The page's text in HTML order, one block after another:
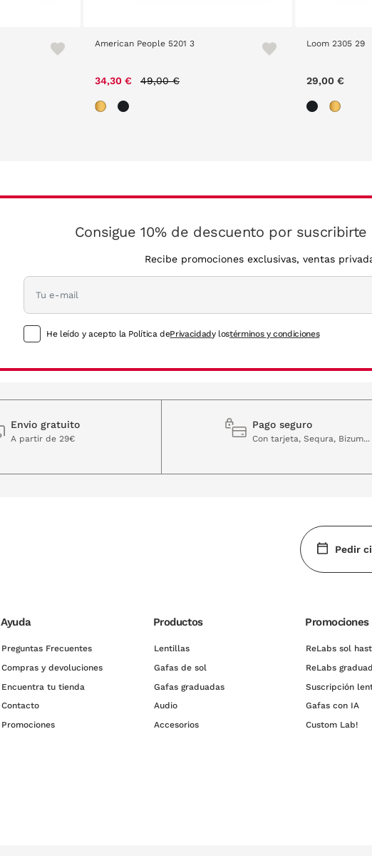
American People 5201 3
34,30 € 49,00 €
Loom 2305 29
29,00 €
Consigue 10% de descuento por
Recibe promociones exclusivas, ventas
He leído y acepto la Política dePrivacidady lostérminos y condiciones
Envio gratuito
A partir de 29€
Pago seguro
Con tarjeta, Sequra, Bizum...
Pedir
Ayuda
Preguntas Frecuentes
Compras y devoluciones
Encuentra tu tienda
Contacto
Promociones
Productos
Lentillas
Gafas de sol
Gafas graduadas
Audio
Accesorios
Promociones
ReLabs sol
ReLabs
Suscripción
Gafas con IA
Custom Lab!